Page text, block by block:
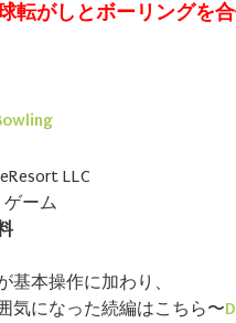
転がしとボーリングを
LLC
ゲーム
基本操作に加わり、
気になった続編はこちら〜